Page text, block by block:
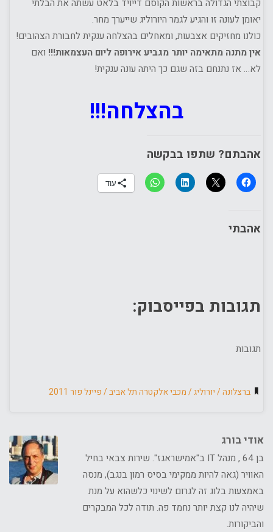
קבוצתי הגדולה בראשות הקוסם דייויד בלאט עשתה את הבלתי
יאומן לעונה זו והגיע לגמר היורוליג שייערך מחר.
כולנו מחזיקים אצבעות, ומאחלים בהצלחה ענקית לחבורת הצהובים!
אין מתנה מתאימה יותר מגביע אירופה ליום העצמאות!!! ואם
לא… אז נתנחם בזה שגם כך היתה עונה ענקית!
בהצלחה!!!
אהבתם? שתפו בבקשה
עוד
אהבתי
תגובות בפייסבוק:
תגובות
ברצלונה / יורוליג / מכבי אלקטרה תל אביב / פיינל פור 2011
אודי בורג
בן 64 , מנהל IT ב"אמישראגז". שירות צבאי בחיל
האוויר (גאה להיות ממקימי בסיס רמון בנגב), מנסה
באמצעות בלוג זה לגרום לשינוי כלשהוא על מנת
שיהיה לנו קצת יותר נחמד פה. תודה לכל המבקרים
והביקורות.